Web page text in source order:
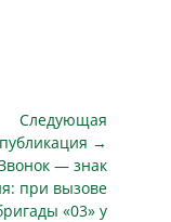
его для
Следующая
публикация →
— знак
при вызове
«03» у